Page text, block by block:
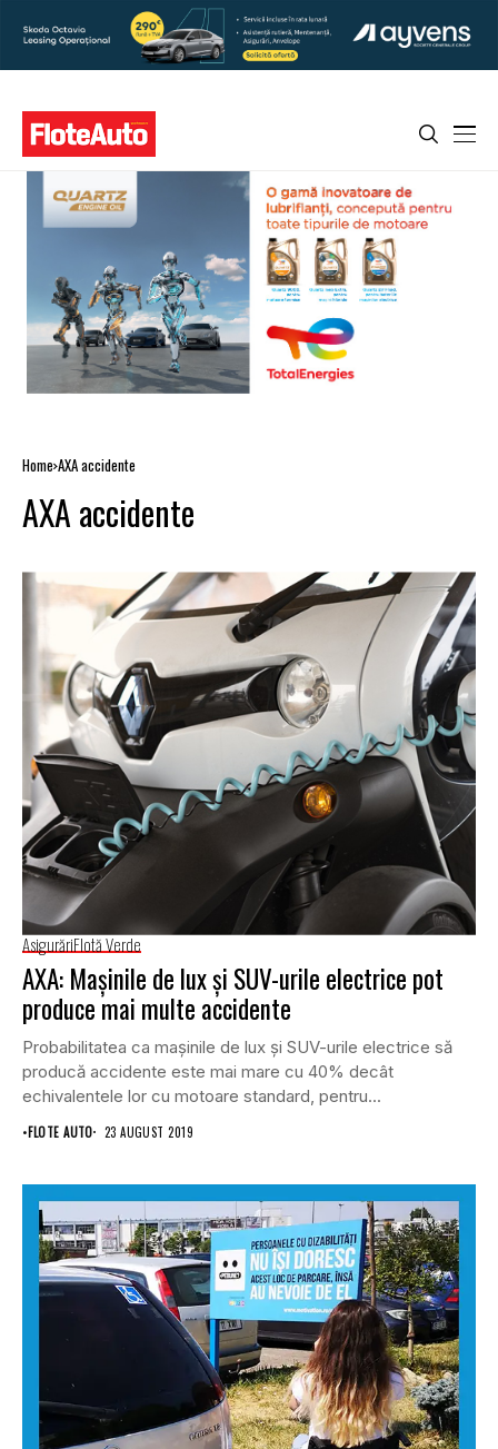
Home AXA accidente
AXA accidente
AsigurăriFlotă Verde
AXA: Maşinile de lux şi SUV-urile electrice pot
produce mai multe accidente
Probabilitatea ca maşinile de lux şi SUV-urile electrice să
producă accidente este mai mare cu 40% decât
echivalentele lor cu motoare standard, pentru...
•FLOTE AUTO 23 AUGUST 2019